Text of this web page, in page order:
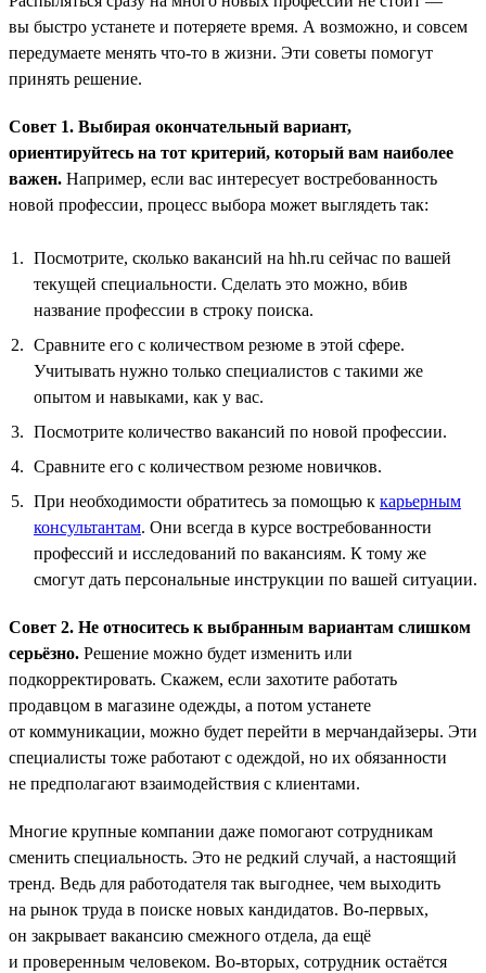
вы быстро устанете и потеряете время. А возможно, и совсем
передумаете менять что-то в жизни. Эти советы помогут
принять решение.
Совет 1. Выбирая окончательный вариант,
ориентируйтесь на тот критерий, который вам наиболее
важен. Например, если вас интересует востребованность
новой профессии, процесс выбора может выглядеть так:
Посмотрите, сколько вакансий на hh.ru сейчас по вашей
текущей специальности. Сделать это можно, вбив
название профессии в строку поиска.
Сравните его с количеством резюме в этой сфере.
Учитывать нужно только специалистов с такими же
опытом и навыками, как у вас.
Посмотрите количество вакансий по новой профессии.
Сравните его с количеством резюме новичков.
При необходимости обратитесь за помощью к карьерным
консультантам. Они всегда в курсе востребованности
профессий и исследований по вакансиям. К тому же
смогут дать персональные инструкции по вашей ситуации.
Совет 2. Не относитесь к выбранным вариантам слишком
серьёзно. Решение можно будет изменить или
подкорректировать. Скажем, если захотите работать
продавцом в магазине одежды, а потом устанете
от коммуникации, можно будет перейти в мерчандайзеры. Эти
специалисты тоже работают с одеждой, но их обязанности
не предполагают взаимодействия с клиентами.
Многие крупные компании даже помогают сотрудникам
сменить специальность. Это не редкий случай, а настоящий
тренд. Ведь для работодателя так выгоднее, чем выходить
на рынок труда в поиске новых кандидатов. Во-первых,
он закрывает вакансию смежного отдела, да ещё
и проверенным человеком. Во-вторых, сотрудник остаётся